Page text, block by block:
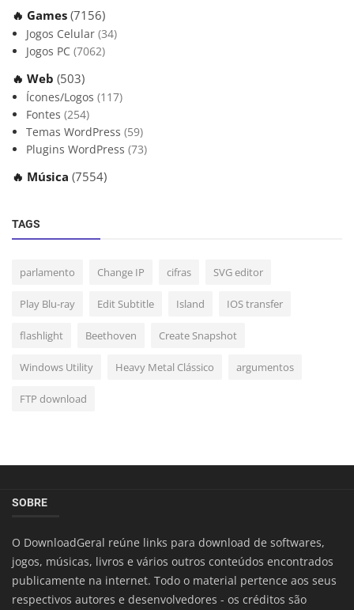
🔥 Games (7156)
Jogos Celular (34)
Jogos PC (7062)
🔥 Web (503)
Ícones/Logos (117)
Fontes (254)
Temas WordPress (59)
Plugins WordPress (73)
🔥 Música (7554)
TAGS
parlamento Change IP cifras SVG editor
Play Blu-ray Edit Subtitle Island IOS transfer
flashlight Beethoven Create Snapshot
Windows Utility Heavy Metal Clássico argumentos
FTP download
SOBRE
O DownloadGeral reúne links para download de softwares,
jogos, músicas, livros e vários outros conteúdos encontrados
publicamente na internet. Todo o material pertence aos seus
respectivos autores e desenvolvedores - os créditos são